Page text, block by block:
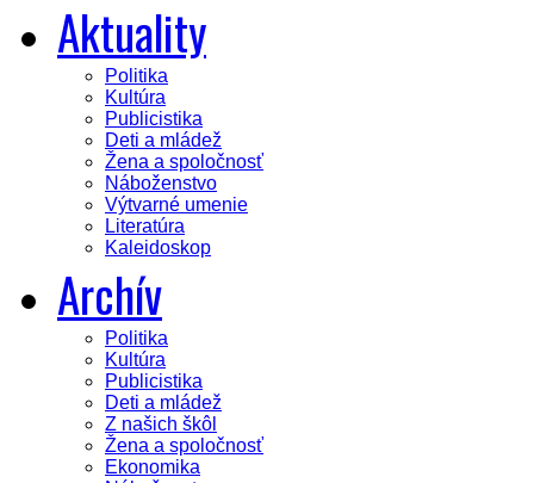
Aktuality
Politika
Kultúra
Publicistika
Deti a mládež
Žena a spoločnosť
Náboženstvo
Výtvarné umenie
Literatúra
Kaleidoskop
Archív
Politika
Kultúra
Publicistika
Deti a mládež
Z našich škôl
Žena a spoločnosť
Ekonomika